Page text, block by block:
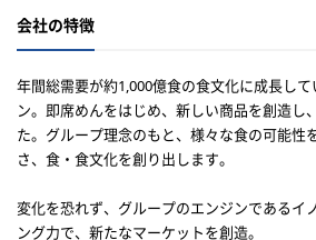
会社の特徴
年間総需要が約1,000億食の食文化に成長し
ン。即席めんをはじめ、新しい商品を創造し
た。グループ理念のもと、様々な食の可能性
さ、食・食文化を創り出します。
変化を恐れず、グループのエンジンであるイ
ング力で、新たなマーケットを創造。